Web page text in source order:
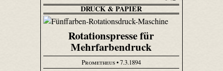
DRUCK & PAPIER
Rotationspresse für
Mehrfarbendruck
Prometheus• 7.3.1894